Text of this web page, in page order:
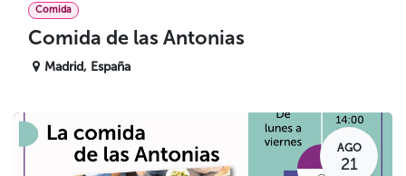
Comida
Comida de las Antonias
Madrid, España
AGO
21